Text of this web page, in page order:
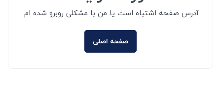
آدرس صفحه اشتباه است یا من با مشکلی روبرو شده ام.
صفحه اصلی